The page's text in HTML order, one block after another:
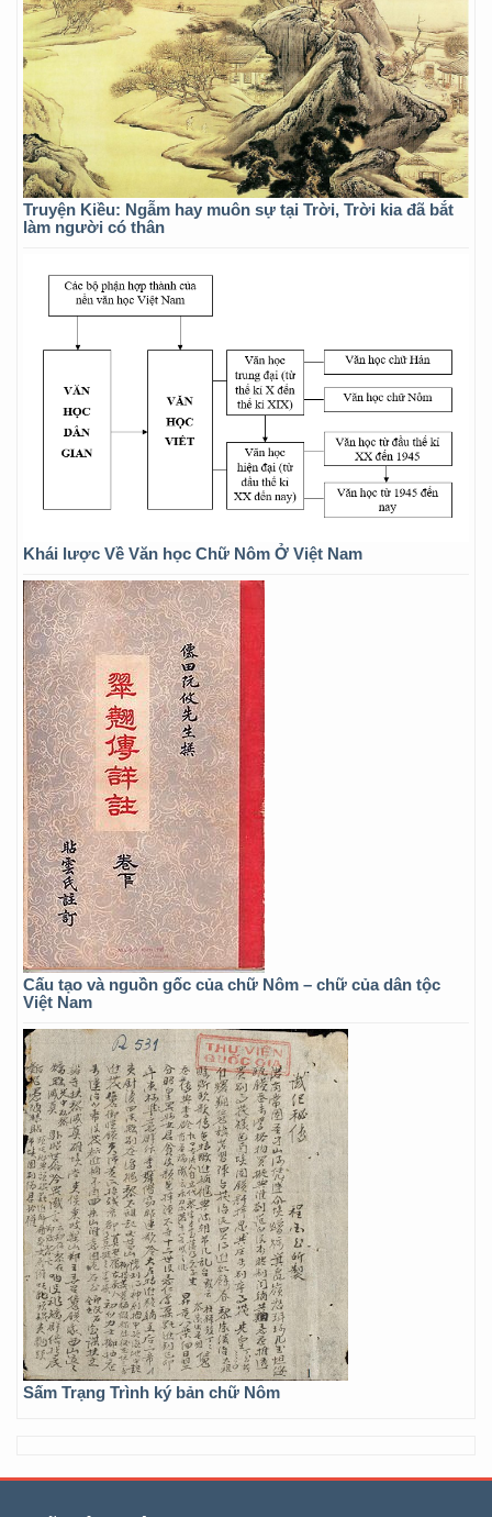
Truyện Kiều: Ngẫm hay muôn sự tại Trời, Trời kia đã bắt
làm người có thân
Khái lược Về Văn học Chữ Nôm Ở Việt Nam
Cấu tạo và nguồn gốc của chữ Nôm – chữ của dân tộc
Việt Nam
Sấm Trạng Trình ký bản chữ Nôm